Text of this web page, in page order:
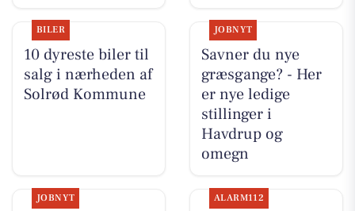
BILER
10 dyreste biler til
salg i nærheden af
Solrød Kommune
JOBNYT
Savner du nye
græsgange? - Her
er nye ledige
stillinger i
Havdrup og
omegn
JOBNYT ALARM112